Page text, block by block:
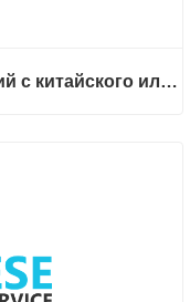
Услуги перевода| Индонезийский с китайского или на китайский